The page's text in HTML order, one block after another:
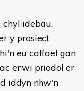
chyllidebau,
y prosiect
eu caffael gan
enwi priodol er
iddyn nhw'n